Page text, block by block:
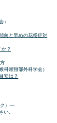
）
向と早めの花粉症対
？
科頭頸部外科学会）
安は？
ク）―
い。